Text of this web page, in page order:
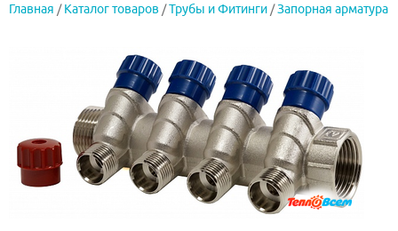
Главная / Каталог товаров /Трубы и Фитинги /Запорная арматура